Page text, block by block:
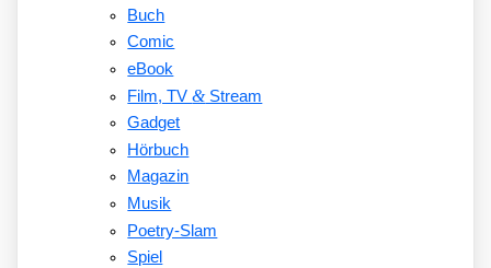
Buch
Comic
eBook
Film, TV&Stream
Gadget
Hörbuch
Magazin
Musik
Poetry-Slam
Spiel